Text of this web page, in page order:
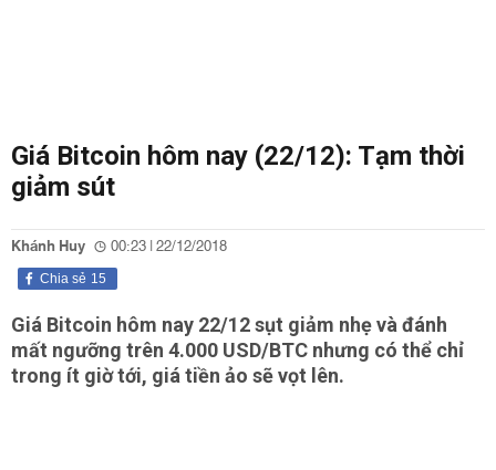
Giá Bitcoin hôm nay (22/12): Tạm thời
giảm sút
Khánh Huy 00:23 | 22/12/2018
15
Chia sẻ
Giá Bitcoin hôm nay 22/12 sụt giảm nhẹ và đánh
mất ngưỡng trên 4.000 USD/BTC nhưng có thể chỉ
trong ít giờ tới, giá tiền ảo sẽ vọt lên.